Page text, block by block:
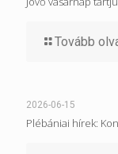
Tovább
2026-06-15
Plébániai hírek: